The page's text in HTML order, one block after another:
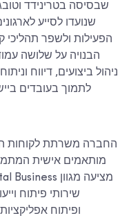
שבסיסה בטרינידד
שנועדו לסייע
הפעילות ולשפר
ניהול ביצועים, דיווח
לתמוך בעובדים
החברה משרתת לקוחות הן
שירותי פיתוח